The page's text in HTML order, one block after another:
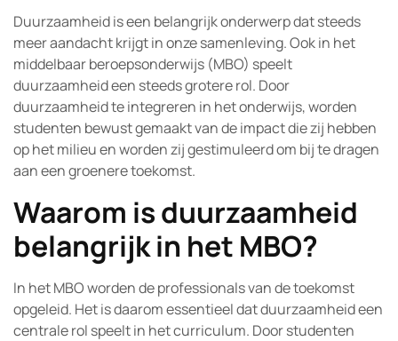
Duurzaamheid is een belangrijk onderwerp dat steeds
meer aandacht krijgt in onze samenleving. Ook in het
middelbaar beroepsonderwijs (MBO) speelt
duurzaamheid een steeds grotere rol. Door
duurzaamheid te integreren in het onderwijs, worden
studenten bewust gemaakt van de impact die zij hebben
op het milieu en worden zij gestimuleerd om bij te dragen
aan een groenere toekomst.
Waarom is duurzaamheid
belangrijk in het MBO?
In het MBO worden de professionals van de toekomst
opgeleid. Het is daarom essentieel dat duurzaamheid een
centrale rol speelt in het curriculum. Door studenten